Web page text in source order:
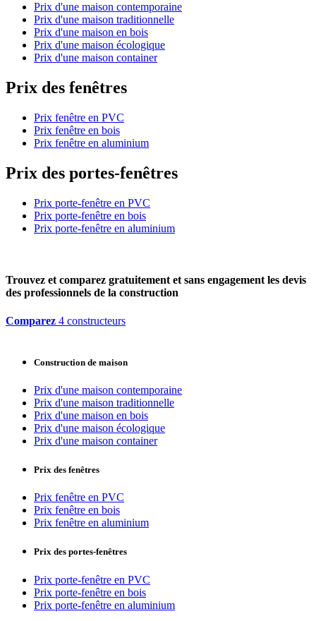
Prix d'une maison contemporaine
Prix d'une maison traditionnelle
Prix d'une maison en bois
Prix d'une maison écologique
Prix d'une maison container
Prix des fenêtres
Prix fenêtre en PVC
Prix fenêtre en bois
Prix fenêtre en aluminium
Prix des portes-fenêtres
Prix porte-fenêtre en PVC
Prix porte-fenêtre en bois
Prix porte-fenêtre en aluminium
Trouvez et comparez gratuitement et sans engagement les devis
des professionnels de la construction
Comparez 4 constructeurs
Construction de maison
Prix d'une maison contemporaine
Prix d'une maison traditionnelle
Prix d'une maison en bois
Prix d'une maison écologique
Prix d'une maison container
Prix des fenêtres
Prix fenêtre en PVC
Prix fenêtre en bois
Prix fenêtre en aluminium
Prix des portes-fenêtres
Prix porte-fenêtre en PVC
Prix porte-fenêtre en bois
Prix porte-fenêtre en aluminium